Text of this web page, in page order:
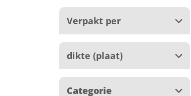
Verpakt per
dikte (plaat)
Categorie